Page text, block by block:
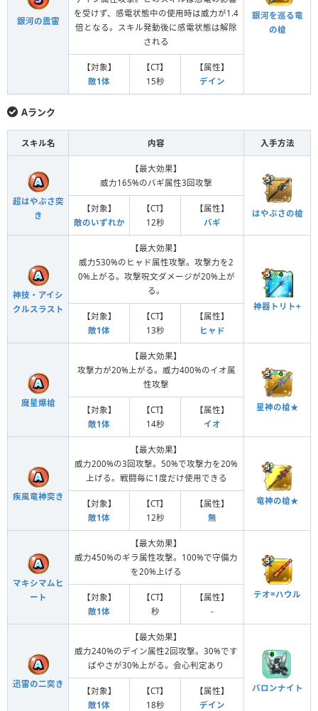
銀河の震雷
を受けず、感電状態中の使用時は威力が1.4
倍となる。スキル発動後に感電状態は解除
される
銀河を巡る竜
の槍
【対象】
敵1体
【CT】
15秒
【属性】
デイン
Aランク
スキル名 内容 入手方法
超はやぶさ突
き
【最大効果】
威力165%のバギ属性3回攻撃
はやぶさの槍
【対象】
敵のいずれか
【CT】
12秒
【属性】
バギ
神技・アイシ
クルスラスト
【最大効果】
威力530%のヒャド属性攻撃。攻撃力を2
0%上がる。攻撃呪文ダメージが20%上が
る。
神器トリト+
【対象】
敵1体
【CT】
13秒
【属性】
ヒャド
魔星爆槍
【最大効果】
攻撃力が20%上がる。威力400%のイオ属
性攻撃
星神の槍★
【対象】
敵1体
【CT】
14秒
【属性】
イオ
疾風竜神突き
【最大効果】
威力200%の3回攻撃。50%で攻撃力を20%
上げる。戦闘毎に1度だけ使用できる
竜神の槍★
【対象】
敵1体
【CT】
12秒
【属性】
無
マキシマムヒ
ート
【最大効果】
威力450%のギラ属性攻撃。100%で守備力
を20%上げる
テオ=ハウル
【対象】
敵1体
【CT】
秒
【属性】
-
迅雷の二突き
【最大効果】
威力240%のデイン属性2回攻撃。30%です
ばやさが30%上がる。会心判定あり
バロンナイト
【対象】
敵1体
【CT】
18秒
【属性】
デイン